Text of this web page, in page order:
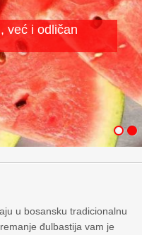
već i odličan
u bosansku tradicionalnu
đulbastija vam je